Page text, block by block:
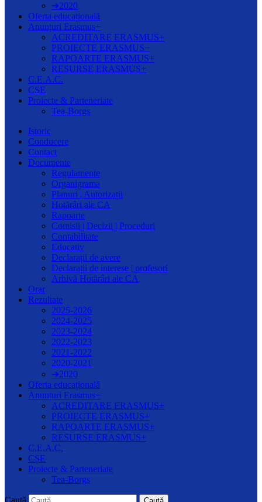
➔2020
Oferta educațională
Anunțuri Erasmus+
ACREDITARE ERASMUS+
PROIECTE ERASMUS+
RAPOARTE ERASMUS+
RESURSE ERASMUS+
C.E.A.C.
CȘE
Proiecte & Parteneriate
Tea-Borgs
Istoric
Conducere
Contact
Documente
Regulamente
Organigrama
Planuri | Autorizații
Hotărâri ale CA
Rapoarte
Comisii | Decizii | Proceduri
Contabilitate
Educativ
Declarații de avere
Declarații de interese | profesori
Arhivă Hotărâri ale CA
Orar
Rezultate
2025-2026
2024-2025
2023-2024
2022-2023
2021-2022
2020-2021
➔2020
Oferta educațională
Anunțuri Erasmus+
ACREDITARE ERASMUS+
PROIECTE ERASMUS+
RAPOARTE ERASMUS+
RESURSE ERASMUS+
C.E.A.C.
CȘE
Proiecte & Parteneriate
Tea-Borgs
Caută